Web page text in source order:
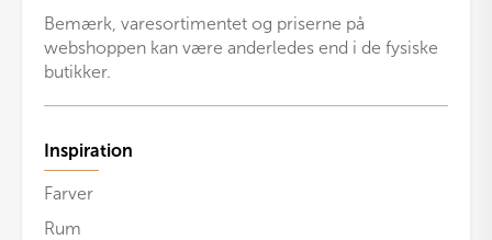
Bemærk, varesortimentet og priserne på
webshoppen kan være anderledes end i de fysiske
butikker.
Inspiration
Farver
Rum